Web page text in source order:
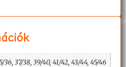
36, 37/38, 39/40, 41/42, 43/44, 45/46